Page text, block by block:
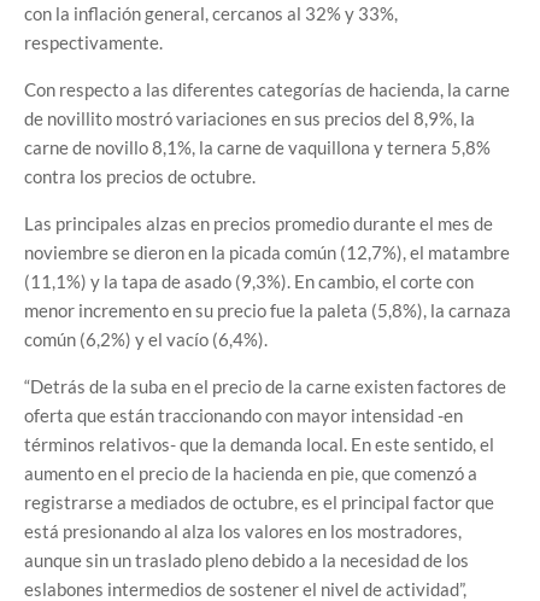
con la inflación general, cercanos al 32% y 33%,
respectivamente.
Con respecto a las diferentes categorías de hacienda, la carne
de novillito mostró variaciones en sus precios del 8,9%, la
carne de novillo 8,1%, la carne de vaquillona y ternera 5,8%
contra los precios de octubre.
Las principales alzas en precios promedio durante el mes de
noviembre se dieron en la picada común (12,7%), el matambre
(11,1%) y la tapa de asado (9,3%). En cambio, el corte con
menor incremento en su precio fue la paleta (5,8%), la carnaza
común (6,2%) y el vacío (6,4%).
“Detrás de la suba en el precio de la carne existen factores de
oferta que están traccionando con mayor intensidad -en
términos relativos- que la demanda local. En este sentido, el
aumento en el precio de la hacienda en pie, que comenzó a
registrarse a mediados de octubre, es el principal factor que
está presionando al alza los valores en los mostradores,
aunque sin un traslado pleno debido a la necesidad de los
eslabones intermedios de sostener el nivel de actividad”,